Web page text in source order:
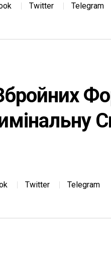
Twitter Telegram
Twitter Telegram